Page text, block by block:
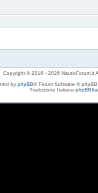
Copyright © 2016 - 2026 NauticForum.it
by phpBB® Forum Software © phpBB
Traduzione Italiana